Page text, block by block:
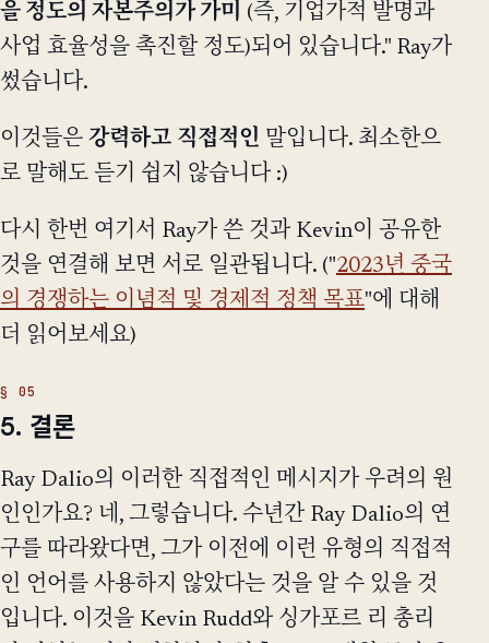
을 정도의 자본주의가 가미 (즉, 기업가적 발명과
사업 효율성을 촉진할 정도)되어 있습니다." Ray가
썼습니다.
이것들은 강력하고 직접적인 말입니다. 최소한으
로 말해도 듣기 쉽지 않습니다 :)
다시 한번 여기서 Ray가 쓴 것과 Kevin이 공유한
것을 연결해 보면 서로 일관됩니다. ("2023년 중국
의 경쟁하는 이념적 및 경제적 정책 목표"에 대해
더 읽어보세요)
5. 결론
Ray Dalio의 이러한 직접적인 메시지가 우려의 원
인인가요? 네, 그렇습니다. 수년간 Ray Dalio의 연
구를 따라왔다면, 그가 이전에 이런 유형의 직접적
인 언어를 사용하지 않았다는 것을 알 수 있을 것
입니다. 이것을 Kevin Rudd와 싱가포르 리 총리